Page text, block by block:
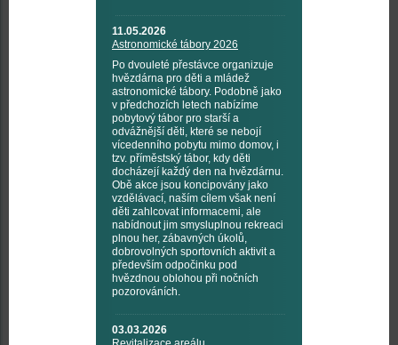
11.05.2026
Astronomické tábory 2026
Po dvouleté přestávce organizuje
hvězdárna pro děti a mládež
astronomické tábory. Podobně jako
v předchozích letech nabízíme
pobytový tábor pro starší a
odvážnější děti, které se nebojí
vícedenního pobytu mimo domov, i
tzv. příměstský tábor, kdy děti
docházejí každý den na hvězdárnu.
Obě akce jsou koncipovány jako
vzdělávací, naším cílem však není
děti zahlcovat informacemi, ale
nabídnout jim smysluplnou rekreaci
plnou her, zábavných úkolů,
dobrovolných sportovních aktivit a
především odpočinku pod
hvězdnou oblohou při nočních
pozorováních.
03.03.2026